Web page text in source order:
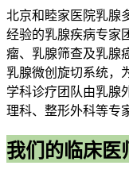
北京和睦家医院乳腺
经验的乳腺疾病专家
瘤、乳腺筛查及乳腺
乳腺微创旋切系统，
学科诊疗团队由乳腺
理科、整形外科等专
我们的临床医